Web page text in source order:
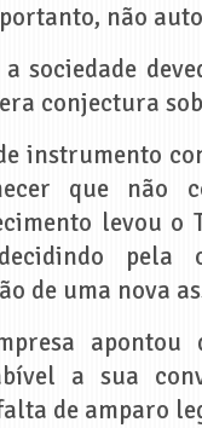
não
sociedade
conjectura
instrumento
que não
levou
de uma nova
a sua
de amparo